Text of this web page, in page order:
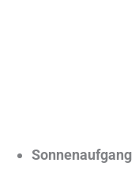
Sonnenaufgang